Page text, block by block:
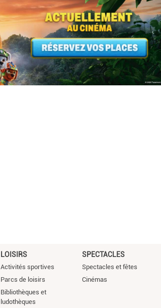
LOISIRS
Activités sportives
Parcs de loisirs
Bibliothèques et
ludothèques
SPECTACLES
Spectacles et fêtes
Cinémas